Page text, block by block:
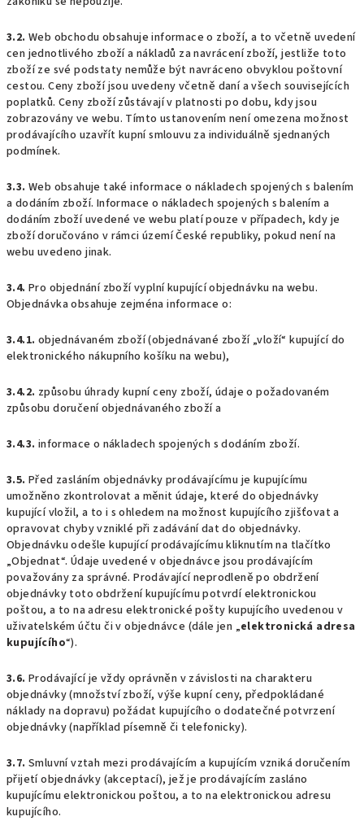
3.2. Web obchodu obsahuje informace o zboží, a to včetně uvedení
cen jednotlivého zboží a nákladů za navrácení zboží, jestliže toto
zboží ze své podstaty nemůže být navráceno obvyklou poštovní
cestou. Ceny zboží jsou uvedeny včetně daní a všech souvisejících
poplatků. Ceny zboží zůstávají v platnosti po dobu, kdy jsou
zobrazovány ve webu. Tímto ustanovením není omezena možnost
prodávajícího uzavřít kupní smlouvu za individuálně sjednaných
podmínek.
3.3. Web obsahuje také informace o nákladech spojených s balením
a dodáním zboží. Informace o nákladech spojených s balením a
dodáním zboží uvedené ve webu platí pouze v případech, kdy je
zboží doručováno v rámci území České republiky, pokud není na
webu uvedeno jinak.
3.4. Pro objednání zboží vyplní kupující objednávku na webu.
Objednávka obsahuje zejména informace o:
3.4.1. objednávaném zboží (objednávané zboží „vloží“ kupující do
elektronického nákupního košíku na webu),
3.4.2. způsobu úhrady kupní ceny zboží, údaje o požadovaném
způsobu doručení objednávaného zboží a
3.4.3. informace o nákladech spojených s dodáním zboží.
3.5. Před zasláním objednávky prodávajícímu je kupujícímu
umožněno zkontrolovat a měnit údaje, které do objednávky
kupující vložil, a to i s ohledem na možnost kupujícího zjišťovat a
opravovat chyby vzniklé při zadávání dat do objednávky.
Objednávku odešle kupující prodávajícímu kliknutím na tlačítko
„Objednat“. Údaje uvedené v objednávce jsou prodávajícím
považovány za správné. Prodávající neprodleně po obdržení
objednávky toto obdržení kupujícímu potvrdí elektronickou
poštou, a to na adresu elektronické pošty kupujícího uvedenou v
uživatelském účtu či v objednávce (dále jen „elektronická adresa
kupujícího“).
3.6. Prodávající je vždy oprávněn v závislosti na charakteru
objednávky (množství zboží, výše kupní ceny, předpokládané
náklady na dopravu) požádat kupujícího o dodatečné potvrzení
objednávky (například písemně či telefonicky).
3.7. Smluvní vztah mezi prodávajícím a kupujícím vzniká doručením
přijetí objednávky (akceptací), jež je prodávajícím zasláno
kupujícímu elektronickou poštou, a to na elektronickou adresu
kupujícího.